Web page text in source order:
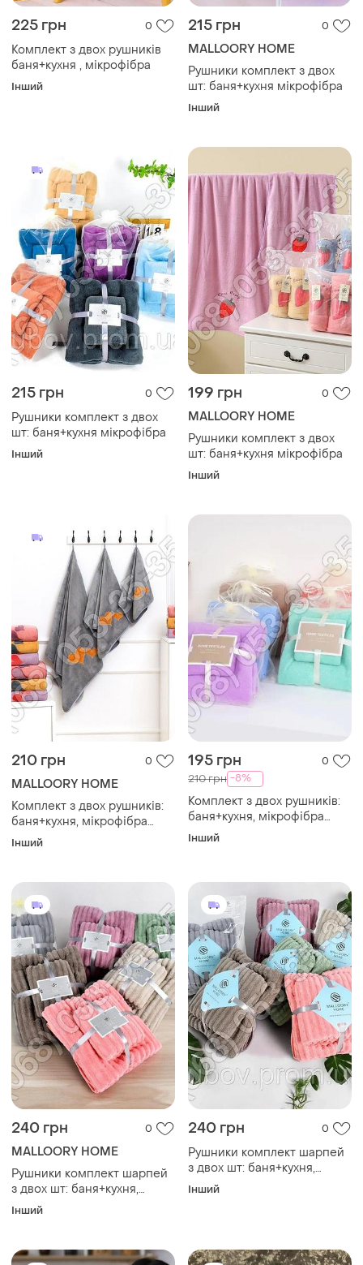
225 грн 0
Комплект з двох рушників
баня+кухня , мікрофібра
Інший
215 грн 0
MALLOORY HOME
Рушники комплект з двох
шт: баня+кухня мікрофібра
Інший
215 грн 0
Рушники комплект з двох
шт: баня+кухня мікрофібра
Інший
199 грн 0
MALLOORY HOME
Рушники комплект з двох
шт: баня+кухня мікрофібра
Інший
210 грн 0
MALLOORY HOME
Комплект з двох рушників:
баня+кухня, мікрофібра
однотонний
Інший
195 грн 0
210 грн -8%
Комплект з двох рушників:
баня+кухня, мікрофібра
однотонний
Інший
240 грн 0
MALLOORY HOME
Рушники комплект шарпей
з двох шт: баня+кухня,
мікрофібра
Інший
240 грн 0
Рушники комплект шарпей
з двох шт: баня+кухня,
мікрофібра
Інший